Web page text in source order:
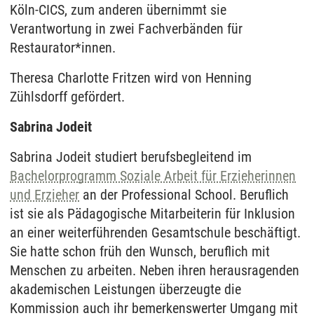
Köln-CICS, zum anderen übernimmt sie
Verantwortung in zwei Fachverbänden für
Restaurator*innen.
Theresa Charlotte Fritzen wird von Henning
Zühlsdorff gefördert.
Sabrina Jodeit
Sabrina Jodeit studiert berufsbegleitend im
Bachelorprogramm Soziale Arbeit für Erzieherinnen
und Erzieher an der Professional School. Beruflich
ist sie als Pädagogische Mitarbeiterin für Inklusion
an einer weiterführenden Gesamtschule beschäftigt.
Sie hatte schon früh den Wunsch, beruflich mit
Menschen zu arbeiten. Neben ihren herausragenden
akademischen Leistungen überzeugte die
Kommission auch ihr bemerkenswerter Umgang mit